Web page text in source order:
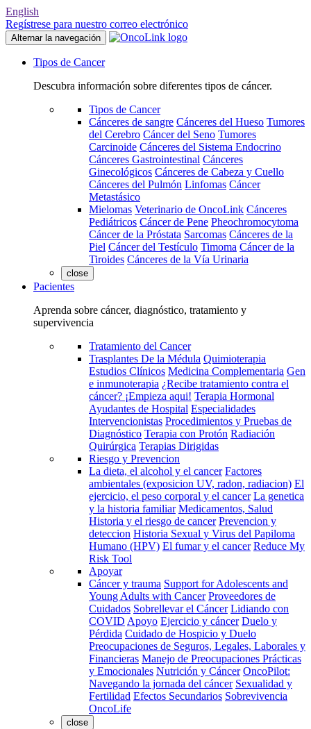
English
Regístrese para nuestro correo electrónico
Alternar la navegación
Tipos de Cancer
Descubra información sobre diferentes tipos de cáncer.
Tipos de Cancer
Cánceres de sangre Cánceres del Hueso Tumores
del Cerebro Cáncer del Seno Tumores
Carcinoide Cánceres del Sistema Endocrino
Cánceres Gastrointestinal Cánceres
Ginecológicos Cánceres de Cabeza y Cuello
Cánceres del Pulmón Linfomas Cáncer
Metastásico
Mielomas Veterinario de OncoLink Cánceres
Pediátricos Cáncer de Pene Pheochromocytoma
Cáncer de la Próstata Sarcomas Cánceres de la
Piel Cáncer del Testículo Timoma Cáncer de la
Tiroides Cánceres de la Vía Urinaria
close
Pacientes
Aprenda sobre cáncer, diagnóstico, tratamiento y
supervivencia
Tratamiento del Cancer
Trasplantes De la Médula Quimioterapia
Estudios Clínicos Medicina Complementaria Gen
e inmunoterapia ¿Recibe tratamiento contra el
cáncer? ¡Empieza aqui! Terapia Hormonal
Ayudantes de Hospital Especialidades
Intervencionistas Procedimientos y Pruebas de
Diagnóstico Terapia con Protón Radiación
Quirúrgica Terapias Dirigidas
Riesgo y Prevencion
La dieta, el alcohol y el cancer Factores
ambientales (exposicion UV, radon, radiacion) El
ejercicio, el peso corporal y el cancer La genetica
y la historia familiar Medicamentos, Salud
Historia y el riesgo de cancer Prevencion y
deteccion Historia Sexual y Virus del Papiloma
Humano (HPV) El fumar y el cancer Reduce My
Risk Tool
Apoyar
Cáncer y trauma Support for Adolescents and
Young Adults with Cancer Proveedores de
Cuidados Sobrellevar el Cáncer Lidiando con
COVID Apoyo Ejercicio y cáncer Duelo y
Pérdida Cuidado de Hospicio y Duelo
Preocupaciones de Seguros, Legales, Laborales y
Financieras Manejo de Preocupaciones Prácticas
y Emocionales Nutrición y Cáncer OncoPilot:
Navegando la jornada del cáncer Sexualidad y
Fertilidad Efectos Secundarios Sobrevivencia
OncoLife
close